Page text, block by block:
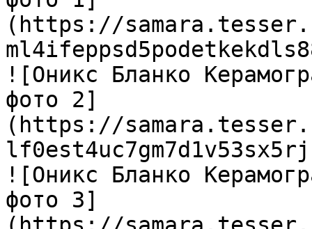
(https://
![Оникс Бланко
фото 2]
(https://
![Оникс Бланко
фото 3]